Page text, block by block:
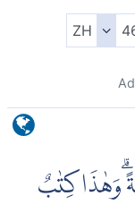
ۗوَهٰذَا كِتٰبٌ